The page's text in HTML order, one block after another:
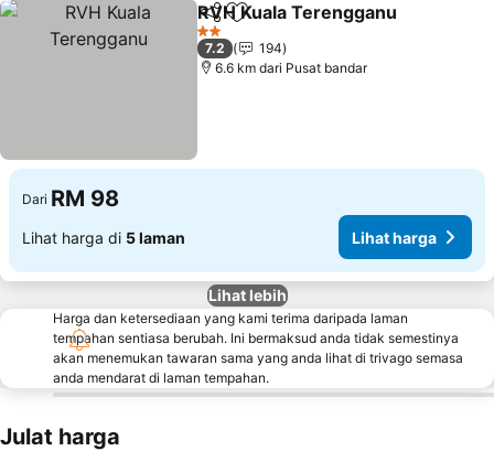
KongsiTambah ke favorit
RVH Kuala Terengganu
2 Bintang
7.2
194
6.6 km dari Pusat bandar
Dari RM 98
Lihat harga di 5 laman Lihat harga
Lihat lebih
Harga dan ketersediaan yang kami terima daripada laman
tempahan sentiasa berubah. Ini bermaksud anda tidak semestinya
akan menemukan tawaran sama yang anda lihat di trivago semasa
anda mendarat di laman tempahan.
Julat harga